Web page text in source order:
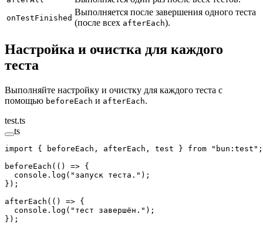
onTestFinished
Выполняется после завершения одного теста
(после всех afterEach).
Настройка и очистка для каждого
теста
Выполняйте настройку и очистку для каждого теста с
помощью beforeEach и afterEach.
test.ts
ts
import { beforeEach, afterEach, test } from "bun:test" ;
beforeEach (() => {
  console.
log ( "запуск теста." );
});
afterEach (() => {
  console.
log ( "тест завершён." );
});